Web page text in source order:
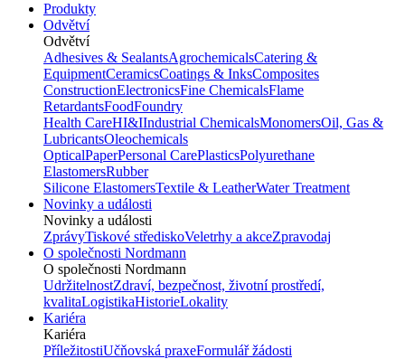
Produkty
Odvětví
Odvětví
Adhesives & SealantsAgrochemicalsCatering &
EquipmentCeramicsCoatings & InksComposites
ConstructionElectronicsFine ChemicalsFlame
RetardantsFoodFoundry
Health CareHI&IIndustrial ChemicalsMonomersOil, Gas &
LubricantsOleochemicals
OpticalPaperPersonal CarePlasticsPolyurethane
ElastomersRubber
Silicone ElastomersTextile & LeatherWater Treatment
Novinky a události
Novinky a události
ZprávyTiskové střediskoVeletrhy a akceZpravodaj
O společnosti Nordmann
O společnosti Nordmann
UdržitelnostZdraví, bezpečnost, životní prostředí,
kvalitaLogistikaHistorieLokality
Kariéra
Kariéra
PříležitostiUčňovská praxeFormulář žádosti